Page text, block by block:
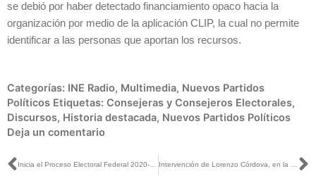
se debió por haber detectado financiamiento opaco hacia la
organización por medio de la aplicación CLIP, la cual no permite
identificar a las personas que aportan los recursos.
Categorías: INE Radio, Multimedia, Nuevos Partidos
Políticos Etiquetas: Consejeras y Consejeros Electorales,
Discursos, Historia destacada, Nuevos Partidos Políticos
Deja un comentario
Ant